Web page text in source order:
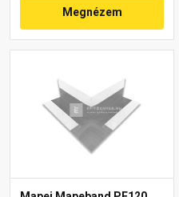
Megnézem